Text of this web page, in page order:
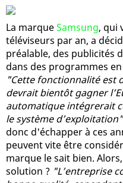
La marqueSamsung, qui
téléviseurs par an, a
préalable, des publicités
dans des programmes
"Cette fonctionnalité est
devrait bientôt gagner
automatique intégrerait
le système d’exploitation"
donc d'échapper à ces
peuvent vite être
marque le sait bien.
solution ? "L’entreprise